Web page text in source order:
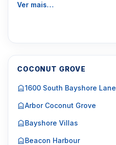
Ver mais…
COCONUT GROVE
1600 South Bayshore Lane
Arbor Coconut Grove
Bayshore Villas
Beacon Harbour